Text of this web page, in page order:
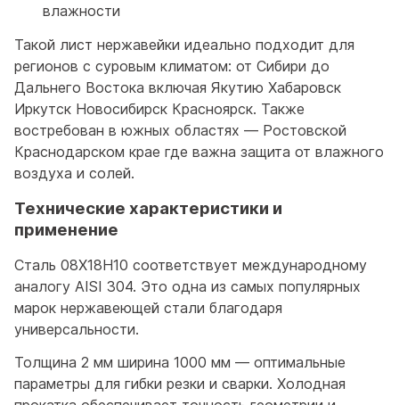
влажности
Такой лист нержавейки идеально подходит для
регионов с суровым климатом: от Сибири до
Дальнего Востока включая Якутию Хабаровск
Иркутск Новосибирск Красноярск. Также
востребован в южных областях — Ростовской
Краснодарском крае где важна защита от влажного
воздуха и солей.
Технические характеристики и
применение
Сталь 08Х18Н10 соответствует международному
аналогу AISI 304. Это одна из самых популярных
марок нержавеющей стали благодаря
универсальности.
Толщина 2 мм ширина 1000 мм — оптимальные
параметры для гибки резки и сварки. Холодная